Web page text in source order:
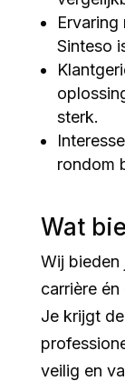
Ervaring
Sinteso
sterk.
rondom
Wat
Wij bieden
carrière
Je krijgt
veilig en